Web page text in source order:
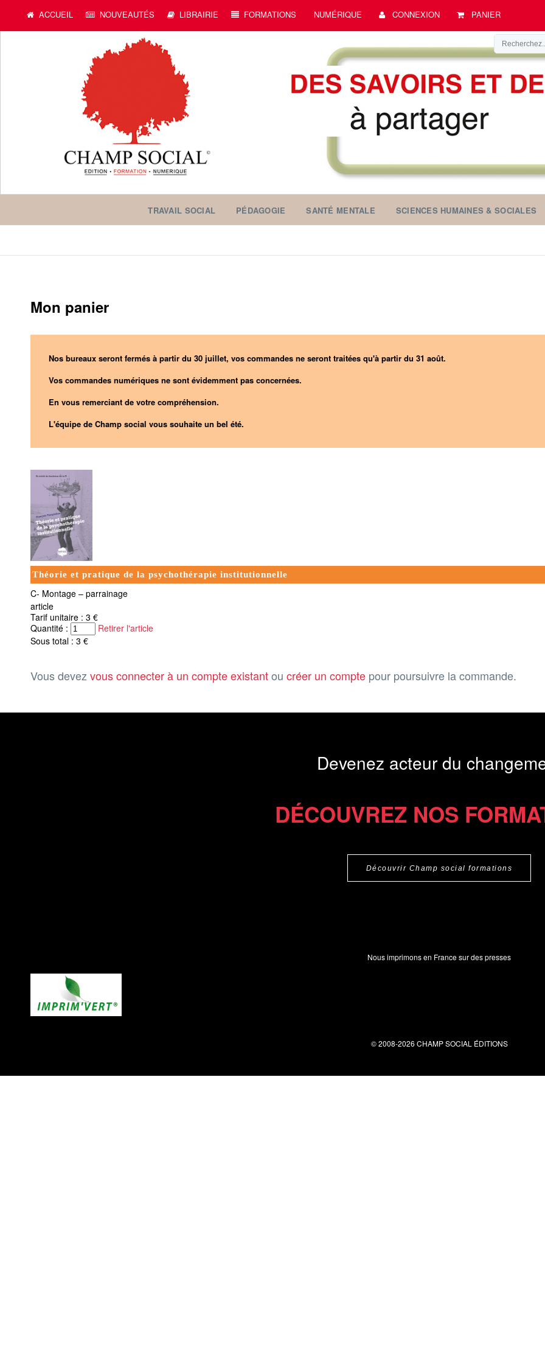
ACCUEIL NOUVEAUTÉS LIBRAIRIE FORMATIONS NUMÉRIQUE CONNEXION PANIER
TRAVAIL SOCIAL PÉDAGOGIE SANTÉ MENTALE SCIENCES HUMAINES & SOCIALES
Mon panier
Nos bureaux seront fermés à partir du 30 juillet, vos commandes ne seront traitées qu'à partir du 31 août.
Vos commandes numériques ne sont évidemment pas concernées.
En vous remerciant de votre compréhension.
L'équipe de Champ social vous souhaite un bel été.
Théorie et pratique de la psychothérapie institutionnelle
C- Montage – parrainage
article
Tarif unitaire : 3 €
Quantité :
Retirer l'article
Sous total : 3 €
Vous devezvous connecter à un compte existantou créer un compte pour poursuivre la commande.
Devenez acteur du
DÉCOUVREZ NOS
Découvrir Champ social formations
Nous imprimons en France sur des presses
© 2008-2026 CHAMP SOCIAL ÉDITIONS